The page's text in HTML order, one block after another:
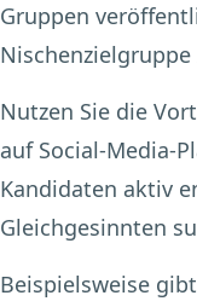
Gruppen
Nutzen Sie die
auf Social-Media-
Kandidaten aktiv
Gleichgesinnten
Beispielsweise